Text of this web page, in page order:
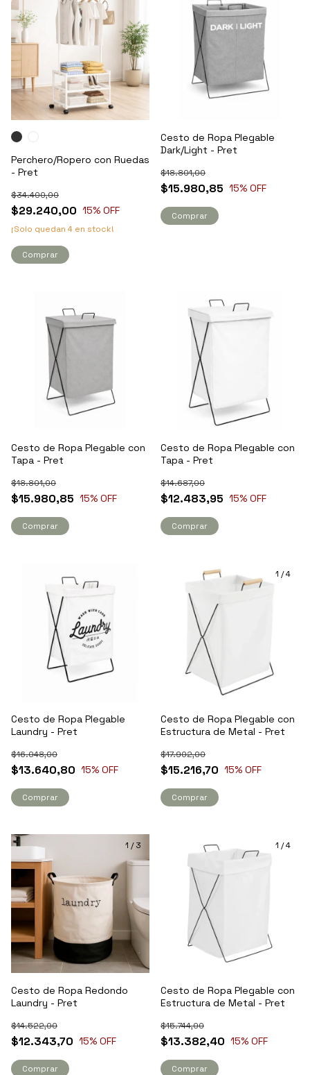
Perchero/Ropero con Ruedas
- Pret
$29.240,00
$34.400,00
15% OFF
¡Solo quedan 4 en stock!
Comprar
Cesto de Ropa Plegable
Dark/Light - Pret
$15.980,85
$18.801,00
15% OFF
Comprar
Cesto de Ropa Plegable con
Tapa - Pret
$15.980,85
$18.801,00
15% OFF
Comprar
Cesto de Ropa Plegable con
Tapa - Pret
$12.483,95
$14.687,00
15% OFF
Comprar
Cesto de Ropa Plegable
Laundry - Pret
$13.640,80
$16.048,00
15% OFF
Comprar
1 /4
Cesto de Ropa Plegable con
Estructura de Metal - Pret
$15.216,70
$17.902,00
15% OFF
Comprar
1 /3
Cesto de Ropa Redondo
Laundry - Pret
$12.343,70
$14.522,00
15% OFF
Comprar
1 /4
Cesto de Ropa Plegable con
Estructura de Metal - Pret
$13.382,40
$15.744,00
15% OFF
Comprar